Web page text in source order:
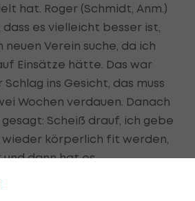
hat. Roger (Schmidt, Anm.)
es vielleicht besser ist,
Verein suche, da ich
Einsätze hätte. Das war
ins Gesicht, das muss
Wochen verdauen. Danach
Scheiß drauf, ich gebe
körperlich fit werden,
dann hat es